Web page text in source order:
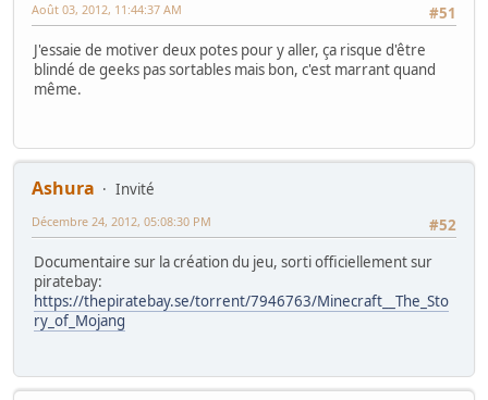
#51
Août 03, 2012, 11:44:37 AM
J'essaie de motiver deux potes pour y aller, ça risque d'être
blindé de geeks pas sortables mais bon, c'est marrant quand
même.
Ashura
Invité
#52
Décembre 24, 2012, 05:08:30 PM
Documentaire sur la création du jeu, sorti officiellement sur
piratebay:
https://thepiratebay.se/torrent/7946763/Minecraft__The_Sto
ry_of_Mojang